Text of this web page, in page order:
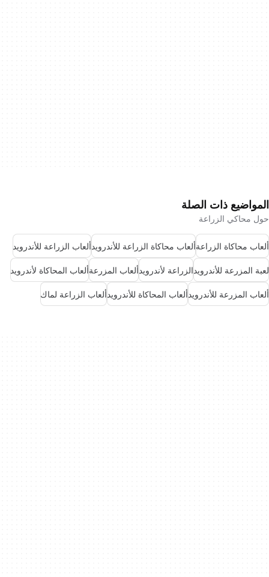
المواضيع ذات الصلة
حول محاكي الزراعة
ألعاب محاكاة الزراعةألعاب محاكاة الزراعة للأندرويدألعاب الزراعة للأندرويد
لعبة المزرعة للأندرويدالزراعة لأندرويدألعاب المزرعةألعاب المحاكاة لأندرويد
ألعاب المزرعة للأندرويدألعاب المحاكاة للأندرويدألعاب الزراعة لماك